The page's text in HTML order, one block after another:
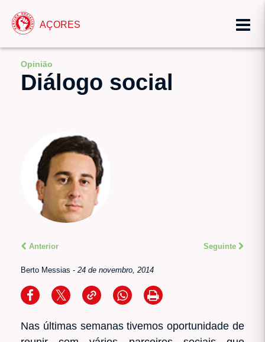
AÇORES
Opinião
Diálogo social
Anterior Seguinte
Berto Messias - 24 de novembro, 2014
Nas últimas semanas tivemos oportunidade de